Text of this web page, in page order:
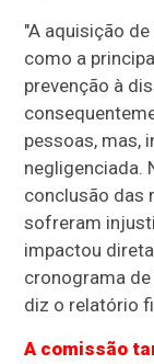
"A aquisição
como a
prevenção à
pessoas, mas,
negligenciada.
conclusão das
sofreram
impactou
cronograma de
diz o relatório
A comissão